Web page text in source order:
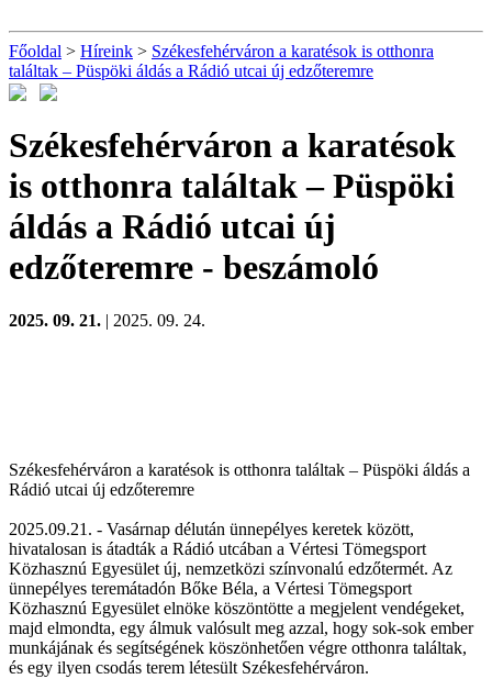
Főoldal > Híreink > Székesfehérváron a karatésok is otthonra
találtak – Püspöki áldás a Rádió utcai új edzőteremre
Székesfehérváron a karatésok
is otthonra találtak – Püspöki
áldás a Rádió utcai új
edzőteremre - beszámoló
2025. 09. 21. | 2025. 09. 24.
Székesfehérváron a karatésok is otthonra találtak – Püspöki áldás a
Rádió utcai új edzőteremre
2025.09.21. - Vasárnap délután ünnepélyes keretek között,
hivatalosan is átadták a Rádió utcában a Vértesi Tömegsport
Közhasznú Egyesület új, nemzetközi színvonalú edzőtermét. Az
ünnepélyes teremátadón Bőke Béla, a Vértesi Tömegsport
Közhasznú Egyesület elnöke köszöntötte a megjelent vendégeket,
majd elmondta, egy álmuk valósult meg azzal, hogy sok-sok ember
munkájának és segítségének köszönhetően végre otthonra találtak,
és egy ilyen csodás terem létesült Székesfehérváron.